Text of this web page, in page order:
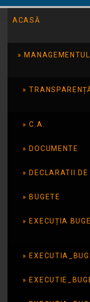
ACASĂ
C.A.
DOCUMENTE
DECLARATII DE
BUGETE
EXECUȚIA